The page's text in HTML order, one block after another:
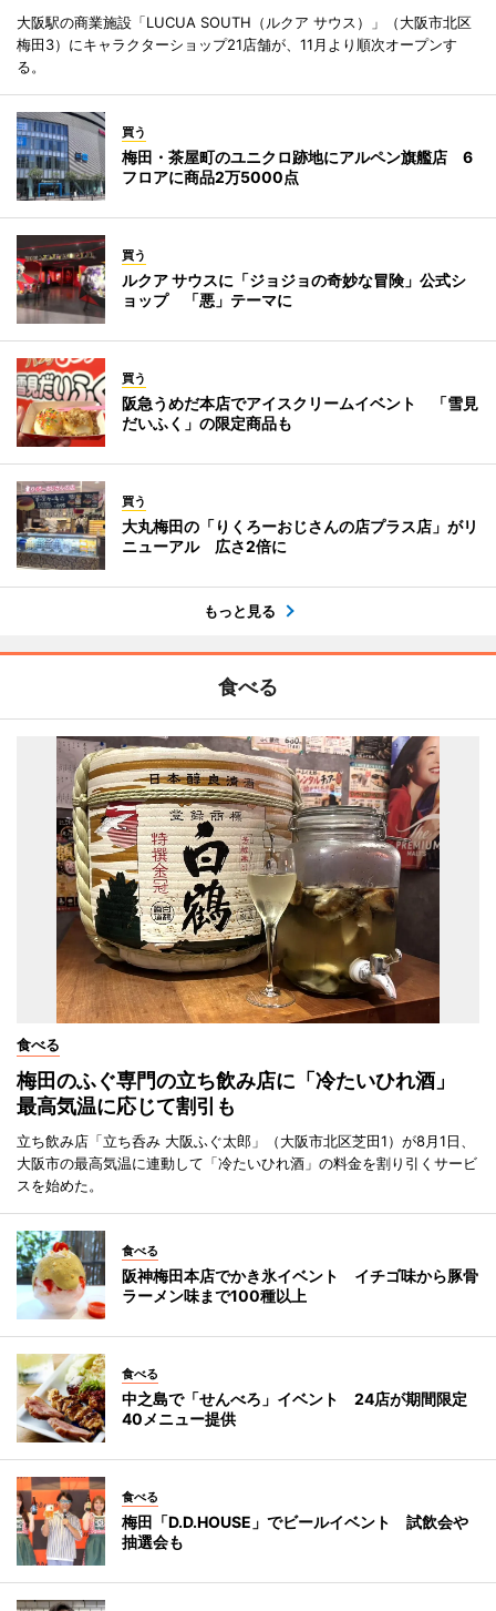
大阪駅の商業施設「LUCUA SOUTH（ルクア サウス）」（大阪市北区
梅田3）にキャラクターショップ21店舗が、11月より順次オープンす
る。
買う
梅田・茶屋町のユニクロ跡地にアルペン旗艦店 6
フロアに商品2万5000点
買う
ルクア サウスに「ジョジョの奇妙な冒険」公式シ
ョップ 「悪」テーマに
買う
阪急うめだ本店でアイスクリームイベント 「雪見
だいふく」の限定商品も
買う
大丸梅田の「りくろーおじさんの店プラス店」がリ
ニューアル 広さ2倍に
もっと見る
食べる
食べる
梅田のふぐ専門の立ち飲み店に「冷たいひれ酒」
最高気温に応じて割引も
立ち飲み店「立ち呑み 大阪ふぐ太郎」（大阪市北区芝田1）が8月1日、
大阪市の最高気温に連動して「冷たいひれ酒」の料金を割り引くサービ
スを始めた。
食べる
阪神梅田本店でかき氷イベント イチゴ味から豚骨
ラーメン味まで100種以上
食べる
中之島で「せんべろ」イベント 24店が期間限定
40メニュー提供
食べる
梅田「D.D.HOUSE」でビールイベント 試飲会や
抽選会も